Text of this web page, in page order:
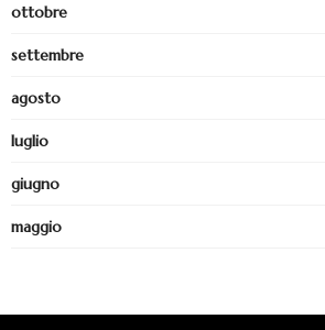
ottobre
settembre
agosto
luglio
giugno
maggio